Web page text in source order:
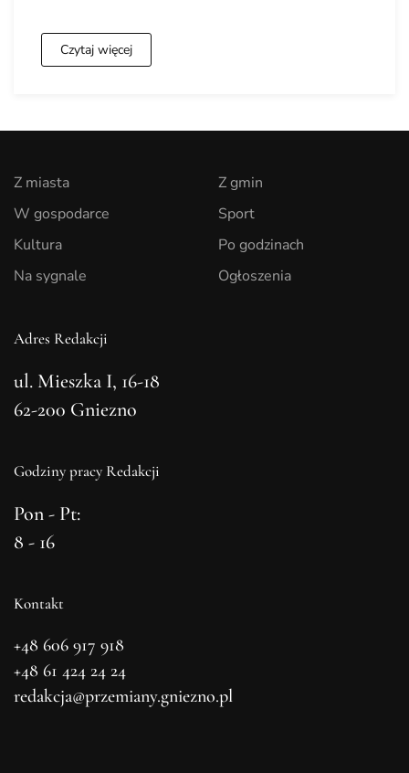
Czytaj więcej
Z miasta
W gospodarce
Kultura
Na sygnale
Z gmin
Sport
Po godzinach
Ogłoszenia
Adres Redakcji
ul. Mieszka I, 16-18
62-200 Gniezno
Godziny pracy Redakcji
Pon - Pt:
8 - 16
Kontakt
+48 606 917 918
+48 61 424 24 24
redakcja@przemiany.gniezno.pl